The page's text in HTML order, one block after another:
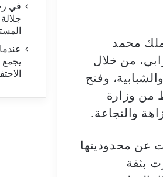
محمد
من خلال
وفتح
من وزارة
والنجاعة.
عن محدوديتها
بثقة
في
يجمع